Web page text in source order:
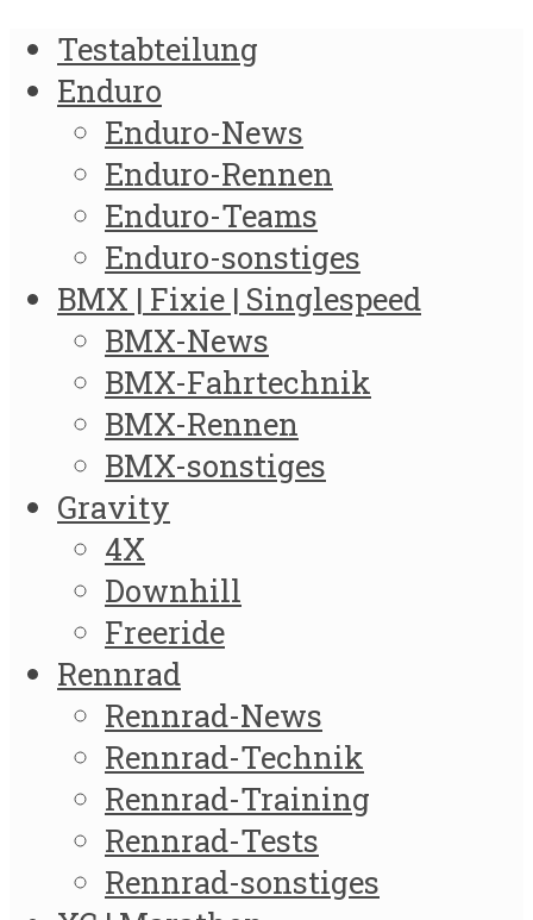
Testabteilung
Enduro
Enduro-News
Enduro-Rennen
Enduro-Teams
Enduro-sonstiges
BMX | Fixie | Singlespeed
BMX-News
BMX-Fahrtechnik
BMX-Rennen
BMX-sonstiges
Gravity
4X
Downhill
Freeride
Rennrad
Rennrad-News
Rennrad-Technik
Rennrad-Training
Rennrad-Tests
Rennrad-sonstiges